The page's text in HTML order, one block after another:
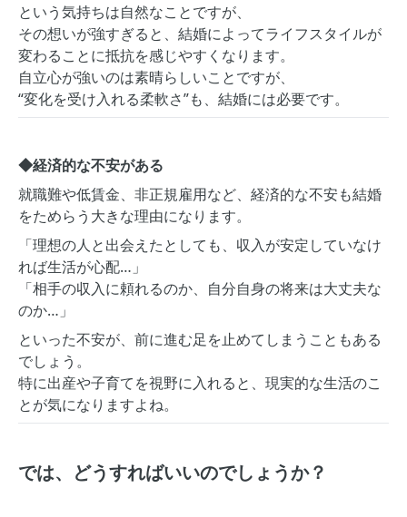
という気持ちは自然なことですが、
その想いが強すぎると、結婚によってライフスタイルが
変わることに抵抗を感じやすくなります。
自立心が強いのは素晴らしいことですが、
“変化を受け入れる柔軟さ”も、結婚には必要です。
◆経済的な不安がある
就職難や低賃金、非正規雇用など、経済的な不安も結婚
をためらう大きな理由になります。
「理想の人と出会えたとしても、収入が安定していなけ
れば生活が心配…」
「相手の収入に頼れるのか、自分自身の将来は大丈夫な
のか…」
といった不安が、前に進む足を止めてしまうこともある
でしょう。
特に出産や子育てを視野に入れると、現実的な生活のこ
とが気になりますよね。
では、どうすればいいのでしょうか？